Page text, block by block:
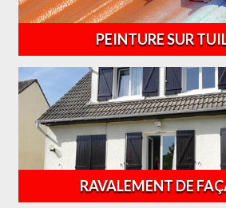
PEINTURE SUR
RAVALEMENT DE